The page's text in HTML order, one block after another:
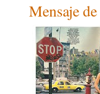
Mensaje